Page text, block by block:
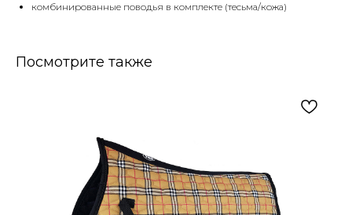
комбинированные поводья в комплекте (тесьма/кожа)
Посмотрите также